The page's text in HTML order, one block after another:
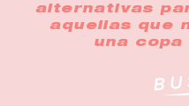
alternativas
aquellas que
una copa